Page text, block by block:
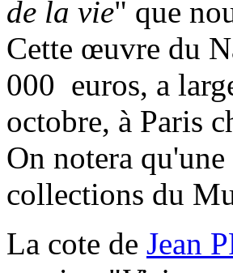
de la vie" que
Cette œuvre du
000 euros, a
octobre, à Paris
On notera
collections du
La cote de Jean